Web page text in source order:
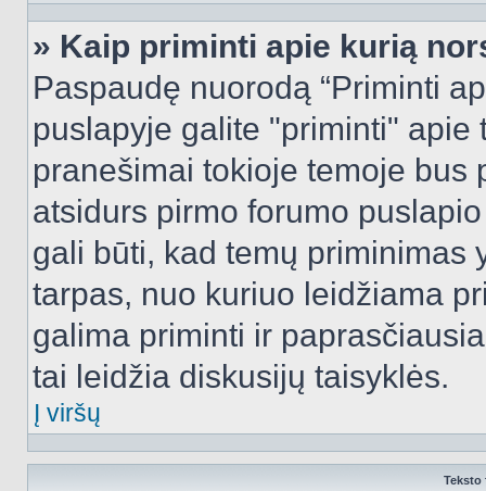
» Kaip priminti apie kurią
Paspaudę nuorodą “Priminti
puslapyje galite "priminti"
pranešimai tokioje temoje bus
atsidurs pirmo forumo
gali būti, kad temų priminimas
tarpas, nuo kuriuo leidžiama
galima priminti ir
tai leidžia diskusijų taisyklės.
Į viršų
Teksto